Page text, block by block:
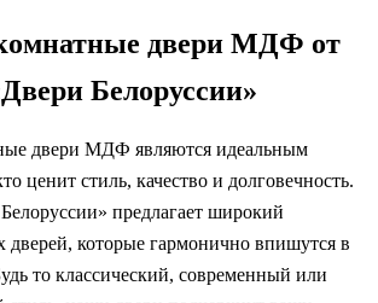
двери МДФ от
Белоруссии»
двери МДФ являются идеальным
ценит стиль, качество и долговечность.
предлагает широкий
дверей, которые гармонично впишутся в
то классический, современный или